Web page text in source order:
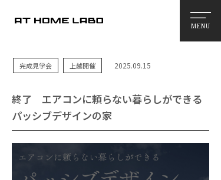
MENU
完成見学会 上越開催 2025.09.15
終了 エアコンに頼らない暮らしができる
パッシブデザインの家